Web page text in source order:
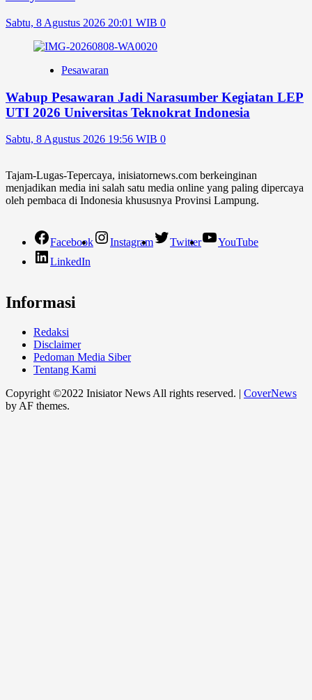
Sabtu, 8 Agustus 2026 20:01 WIB 0
Pesawaran
Wabup Pesawaran Jadi Narasumber Kegiatan LEP
UTI 2026 Universitas Teknokrat Indonesia
Sabtu, 8 Agustus 2026 19:56 WIB 0
Tajam-Lugas-Tepercaya, inisiatornews.com berkeinginan
menjadikan media ini salah satu media online yang paling dipercaya
oleh pembaca di Indonesia khususnya Provinsi Lampung.
Facebook Instagram Twitter
YouTube
LinkedIn
Informasi
Redaksi
Disclaimer
Pedoman Media Siber
Tentang Kami
Copyright ©2022 Inisiator News All rights reserved. | CoverNews
by AF themes.